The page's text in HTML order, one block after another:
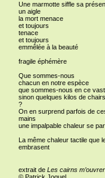
Une marmotte siffle sa
un aigle
la mort menace
et toujours
tenace
et toujours
emmêlée à la beauté
fragile éphémère
Que sommes-nous
chacun en notre espèce
que sommes-nous en ce
sinon quelques kilos de
?
On en surprend parfois de
mains
une impalpable chaleur se
La même chaleur tactile que
embrasent
extrait de Les cairns